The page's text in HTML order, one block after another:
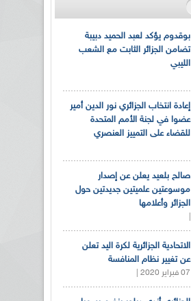
بوقدوم يؤكد لعبد الحميد دبيبة
تضامن الجزائر الثابت مع الشعب
الليبي
إعادة انتخاب الجزائري نور الدين أمير
عضوا في لجنة الأمم المتحدة
للقضاء على التمييز العنصري
صالح بلعيد يعلن عن إصدار
موسوعتين علميتين جديدتين حول
الجزائر وأعلامها
الاتحادية الجزائرية لكرة اليد تعلن
عن تغيير نظام المنافسة
07 فبراير 2020 |